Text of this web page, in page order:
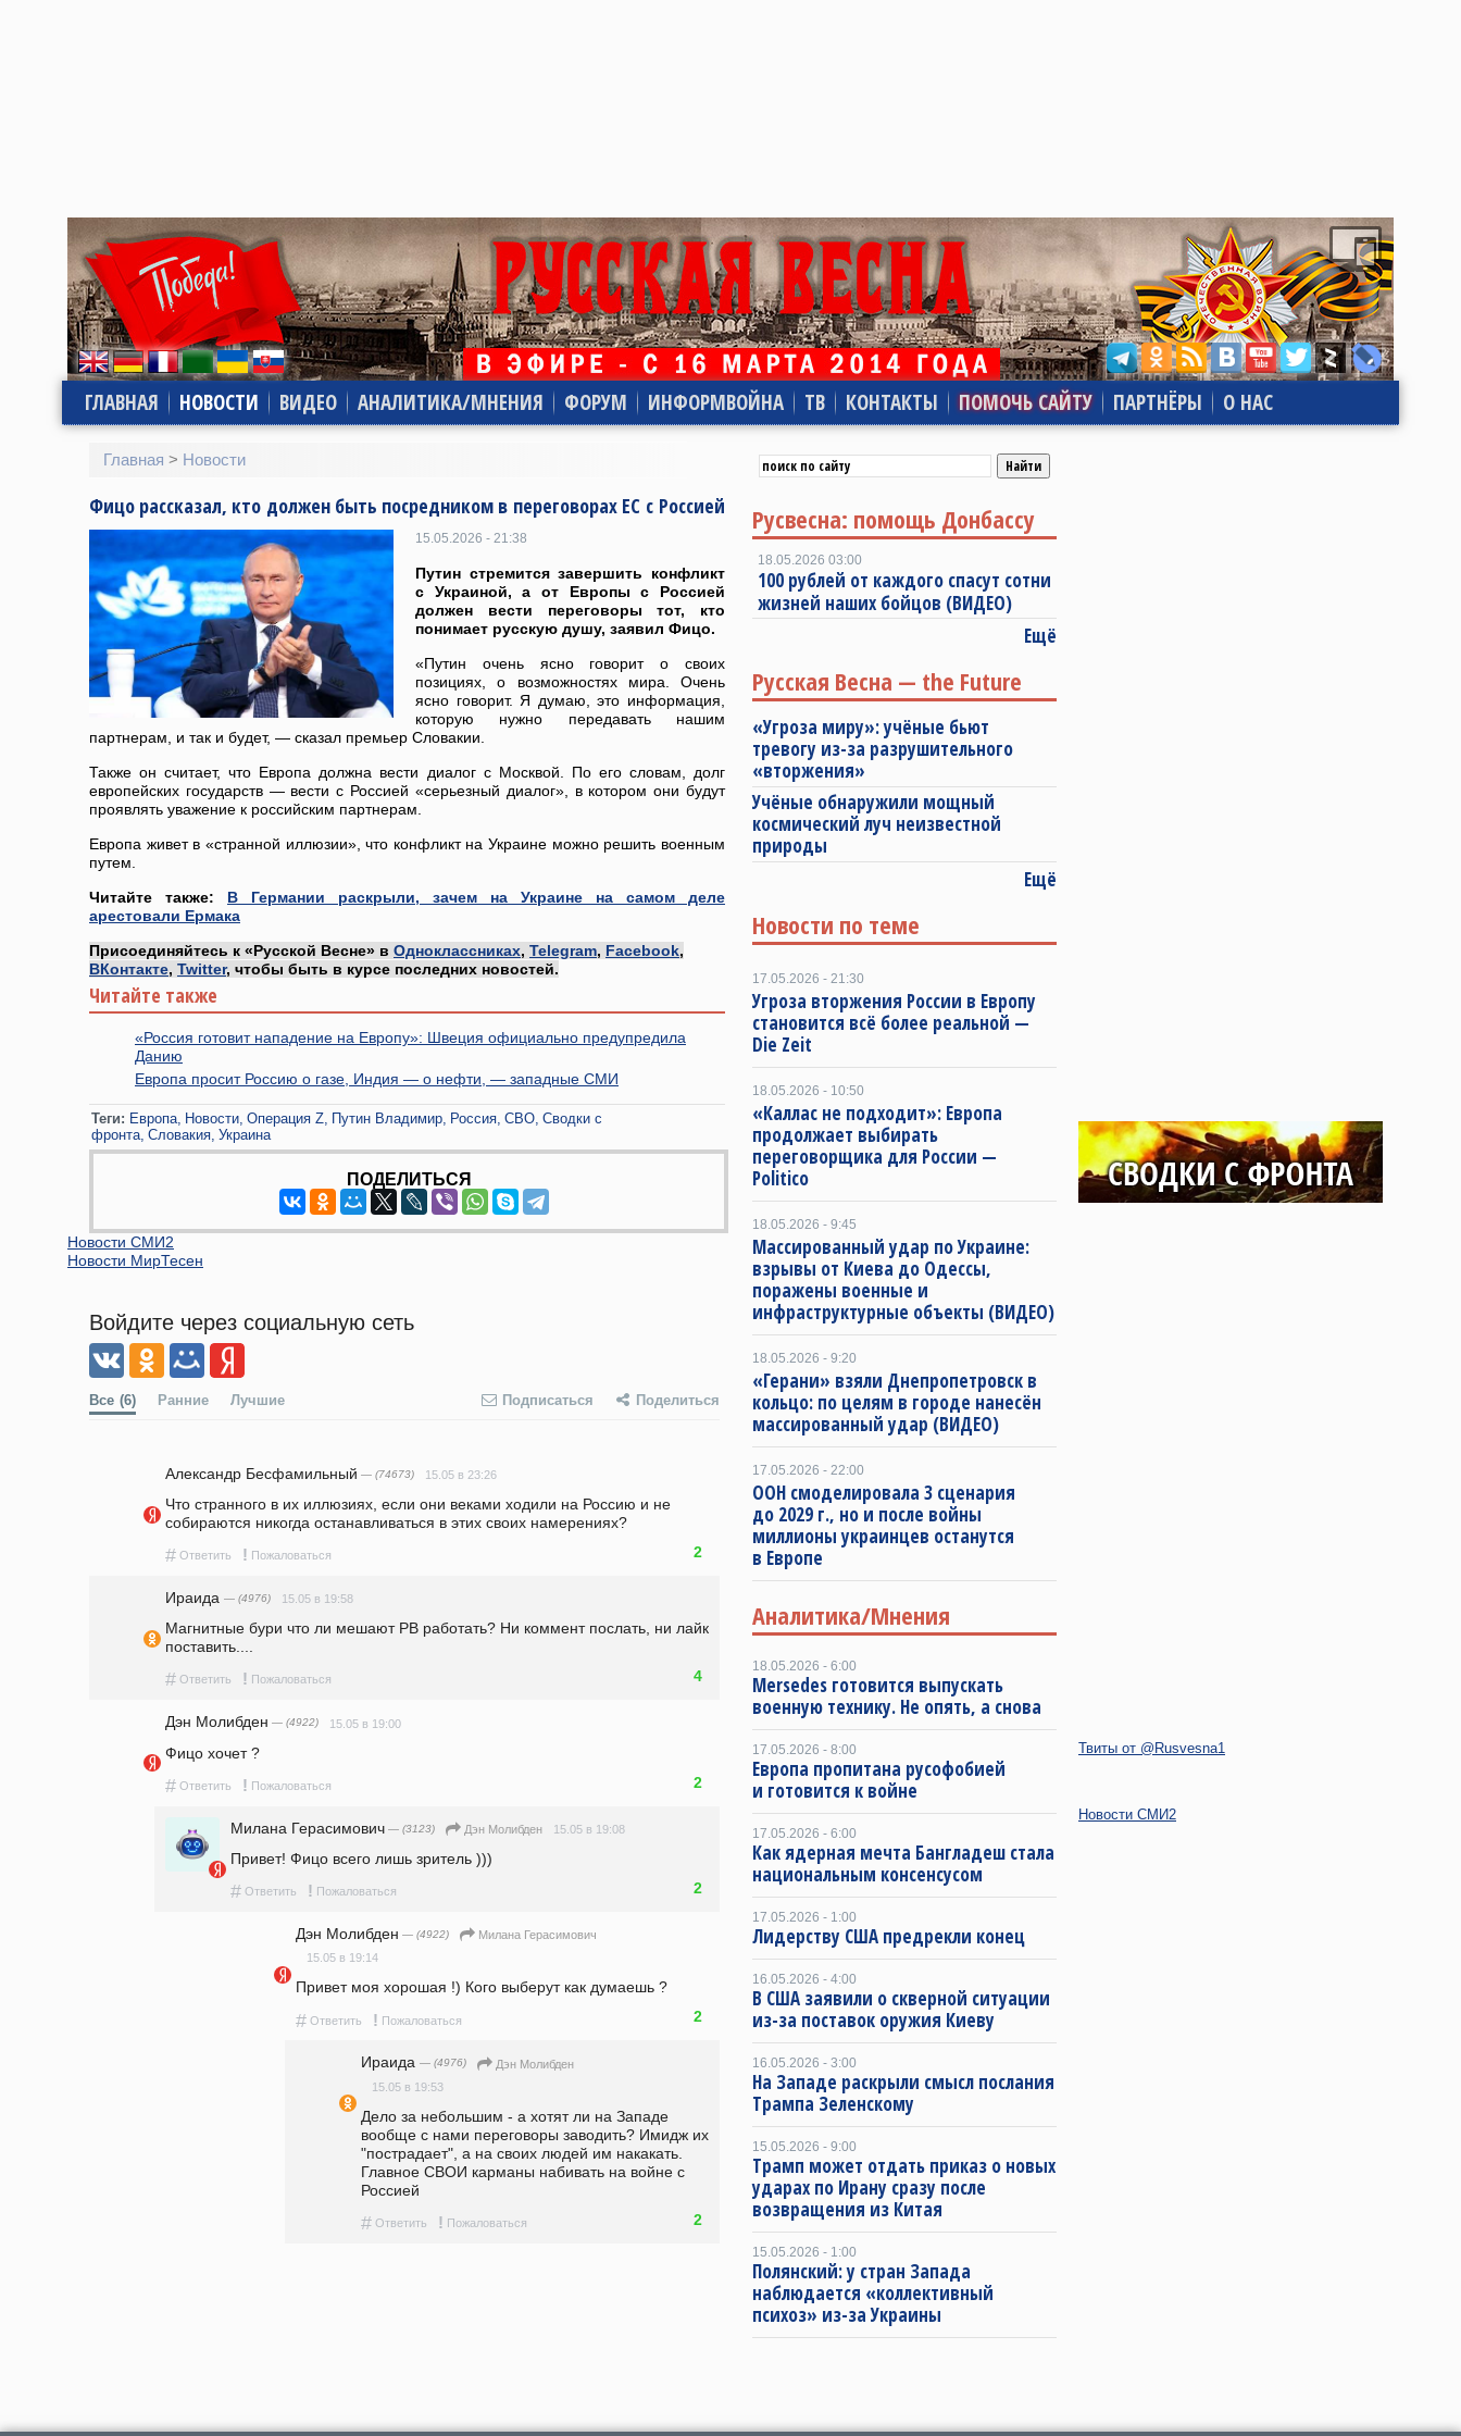
ГЛАВНАЯ НОВОСТИ ВИДЕО АНАЛИТИКА/МНЕНИЯ ФОРУМ ИНФОРМВОЙНА ТВ КОНТАКТЫ ПОМОЧЬ САЙТУ ПАРТНЁРЫ О НАС
Главная > Новости
Фицо рассказал, кто должен быть посредником в переговорах ЕС с Россией
15.05.2026 - 21:38
Путин стремится завершить конфликт
с Украиной, а от Европы с Россией
должен вести переговоры тот, кто
понимает русскую душу, заявил Фицо.
«Путин очень ясно говорит о своих
позициях, о возможностях мира. Очень
ясно говорит. Я думаю, это информация,
которую нужно передавать нашим
партнерам, и так и будет, — сказал премьер Словакии.
Также он считает, что Европа должна вести диалог с Москвой. По его словам, долг
европейских государств — вести с Россией «серьезный диалог», в котором они будут
проявлять уважение к российским партнерам.
Европа живет в «странной иллюзии», что конфликт на Украине можно решить военным
путем.
Читайте также: В Германии раскрыли, зачем на Украине на самом деле
арестовали Ермака
Присоединяйтесь к «Русской Весне» в Одноклассниках, Telegram, Facebook,
ВКонтакте, Twitter, чтобы быть в курсе последних новостей.
Читайте также
«Россия готовит нападение на Европу»: Швеция официально предупредила
Данию
Европа просит Россию о газе, Индия — о нефти, — западные СМИ
Теги: Европа Новости Операция Z Путин Владимир Россия СВО Сводки с
фронта Словакия Украина
ПОДЕЛИТЬСЯ
Новости СМИ2
Новости МирТесен
Войдите через социальную сеть
Все (6) Ранние Лучшие Подписаться Поделиться
Александр Бесфамильный — (74673) 15.05 в 23:26
Что странного в их иллюзиях, если они веками ходили на Россию и не
собираются никогда останавливаться в этих своих намерениях?
# Ответить ! Пожаловаться 2
Ираида — (4976) 15.05 в 19:58
Магнитные бури что ли мешают РВ работать? Ни коммент послать, ни лайк
поставить....
# Ответить ! Пожаловаться 4
Дэн Молибден — (4922) 15.05 в 19:00
Фицо хочет ?
# Ответить ! Пожаловаться 2
Милана Герасимович — (3123) Дэн Молибден 15.05 в 19:08
Привет! Фицо всего лишь зритель )))
# Ответить ! Пожаловаться 2
Дэн Молибден — (4922)
Милана Герасимович
15.05 в 19:14
Привет моя хорошая !) Кого выберут как думаешь ?
# Ответить ! Пожаловаться 2
Ираида — (4976)
Дэн Молибден
15.05 в 19:53
Дело за небольшим - а хотят ли на Западе
вообще с нами переговоры заводить? Имидж их
"пострадает", а на своих людей им накакать.
Главное СВОИ карманы набивать на войне с
Россией
# Ответить ! Пожаловаться 2
Русвесна: помощь Донбассу
18.05.2026 03:00
100 рублей от каждого спасут сотни
жизней наших бойцов (ВИДЕО)
Ещё
Русская Весна — the Future
«Угроза миру»: учёные бьют
тревогу из-за разрушительного
«вторжения»
Учёные обнаружили мощный
космический луч неизвестной
природы
Ещё
Новости по теме
17.05.2026 - 21:30
Угроза вторжения России в Европу
становится всё более реальной —
Die Zeit
18.05.2026 - 10:50
«Каллас не подходит»: Европа
продолжает выбирать
переговорщика для России —
Politico
18.05.2026 - 9:45
Массированный удар по Украине:
взрывы от Киева до Одессы,
поражены военные и
инфраструктурные объекты (ВИДЕО)
18.05.2026 - 9:20
«Герани» взяли Днепропетровск в
кольцо: по целям в городе нанесён
массированный удар (ВИДЕО)
17.05.2026 - 22:00
ООН смоделировала 3 сценария
до 2029 г., но и после войны
миллионы украинцев останутся
в Европе
Аналитика/Мнения
18.05.2026 - 6:00
Mersedes готовится выпускать
военную технику. Не опять, а снова
17.05.2026 - 8:00
Европа пропитана русофобией
и готовится к войне
17.05.2026 - 6:00
Как ядерная мечта Бангладеш стала
национальным консенсусом
17.05.2026 - 1:00
Лидерству США предрекли конец
16.05.2026 - 4:00
В США заявили о скверной ситуации
из-за поставок оружия Киеву
16.05.2026 - 3:00
На Западе раскрыли смысл послания
Трампа Зеленскому
15.05.2026 - 9:00
Трамп может отдать приказ о новых
ударах по Ирану сразу после
возвращения из Китая
15.05.2026 - 1:00
Полянский: у стран Запада
наблюдается «коллективный
психоз» из-за Украины
Твиты от @Rusvesna1
Новости СМИ2